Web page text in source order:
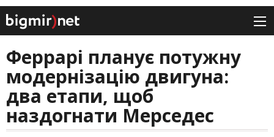
Феррарі планує потужну
модернізацію двигуна:
два етапи, щоб
наздогнати Мерседес